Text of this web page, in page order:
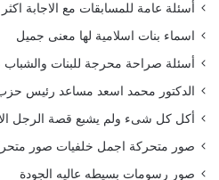
أسئلة عامة للمسابقات مع الاجابة اكثر من 500
اسماء بنات اسلامية لها معنى جميل
أسئلة صراحة محرجة للبنات والشباب 2023
الدكتور محمد اسعد مساعد رئيس
أكل كل شىء ولم يشبع قصة الرجل
صور متحركة اجمل خلفيات صور
صور رسومات بسيطه عاليه الجودة